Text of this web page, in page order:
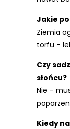
Jakie
Ziemia
torfu –
Czy
słońcu?
Nie –
Kiedy